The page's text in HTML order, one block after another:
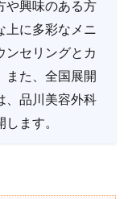
や興味のある方
上に多彩なメニ
ンセリングとカ
また、全国展開
、品川美容外科
ます。